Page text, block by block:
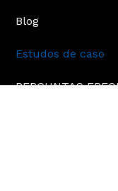
Blog
Estudos de caso
PERGUNTAS